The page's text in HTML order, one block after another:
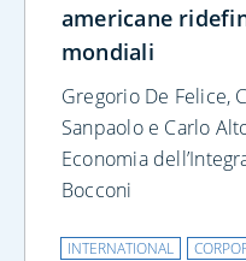
americane
mondiali
Gregorio De Felice,
Sanpaolo e Carlo
Economia
Bocconi
INTERNATIONAL